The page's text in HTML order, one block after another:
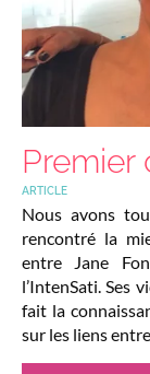
Premier
ARTICLE
Nous avons
rencontré la
entre Jane
l’IntenSati. Ses
fait la
sur les liens